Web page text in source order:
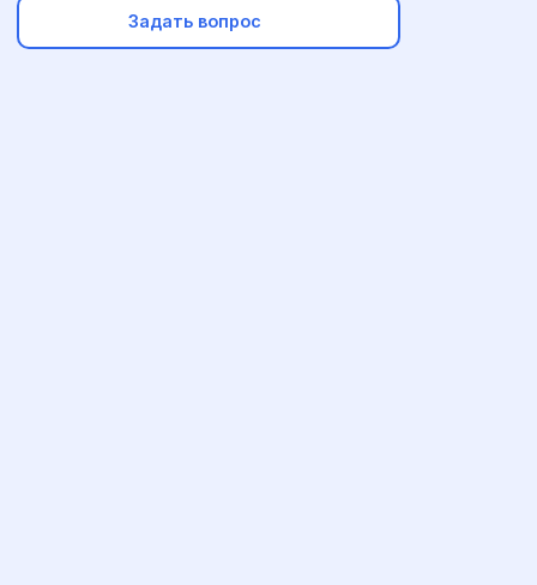
Задать вопрос